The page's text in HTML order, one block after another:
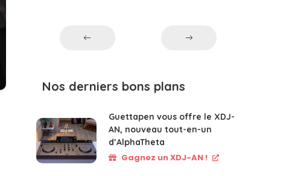
Nos derniers bons plans
Guettapen vous offre le XDJ-
AN, nouveau tout-en-un
d’AlphaTheta
Gagnez un XDJ-AN !